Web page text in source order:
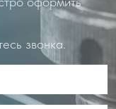
звонка.